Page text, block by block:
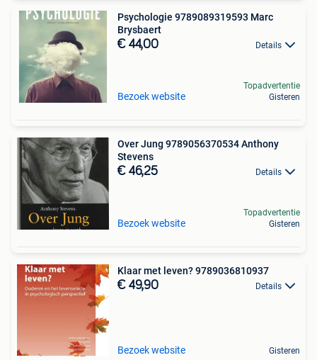
Psychologie 9789089319593 Marc
Brysbaert
€ 44,00 Details
Bezoek website
Topadvertentie
Gisteren
Over Jung 9789056370534 Anthony
Stevens
€ 46,25 Details
Bezoek website
Topadvertentie
Gisteren
Klaar met leven? 9789036810937
€ 49,90 Details
Bezoek website Gisteren